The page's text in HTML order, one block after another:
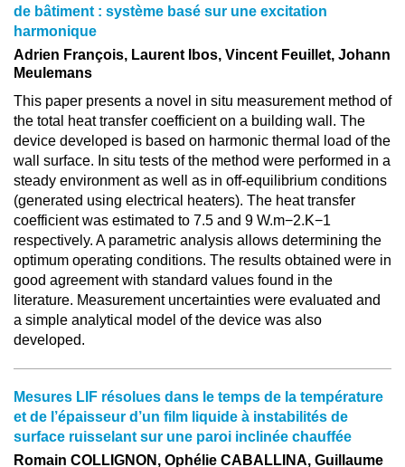
de bâtiment : système basé sur une excitation
harmonique
Adrien François, Laurent Ibos, Vincent Feuillet, Johann
Meulemans
This paper presents a novel in situ measurement method of
the total heat transfer coefficient on a building wall. The
device developed is based on harmonic thermal load of the
wall surface. In situ tests of the method were performed in a
steady environment as well as in off-equilibrium conditions
(generated using electrical heaters). The heat transfer
coefficient was estimated to 7.5 and 9 W.m−2.K−1
respectively. A parametric analysis allows determining the
optimum operating conditions. The results obtained were in
good agreement with standard values found in the
literature. Measurement uncertainties were evaluated and
a simple analytical model of the device was also
developed.
Mesures LIF résolues dans le temps de la température
et de l’épaisseur d’un film liquide à instabilités de
surface ruisselant sur une paroi inclinée chauffée
Romain COLLIGNON, Ophélie CABALLINA, Guillaume